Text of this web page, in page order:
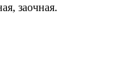
заочная.